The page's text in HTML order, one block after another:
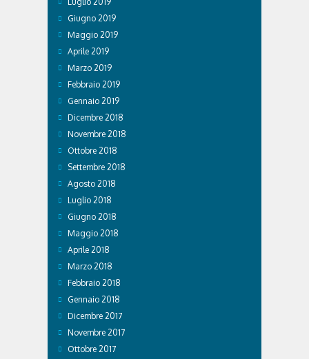
Giugno 2019
Maggio 2019
Aprile 2019
Marzo 2019
Febbraio 2019
Gennaio 2019
Dicembre 2018
Novembre 2018
Ottobre 2018
Settembre 2018
Agosto 2018
Luglio 2018
Giugno 2018
Maggio 2018
Aprile 2018
Marzo 2018
Febbraio 2018
Gennaio 2018
Dicembre 2017
Novembre 2017
Ottobre 2017